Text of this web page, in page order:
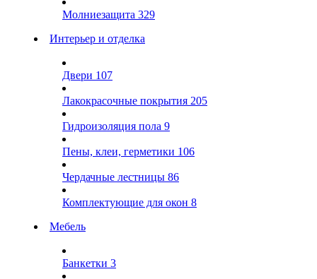
Молниезащита 329
Интерьер и отделка
Двери 107
Лакокрасочные покрытия 205
Гидроизоляция пола 9
Пены, клеи, герметики 106
Чердачные лестницы 86
Комплектующие для окон 8
Мебель
Банкетки 3